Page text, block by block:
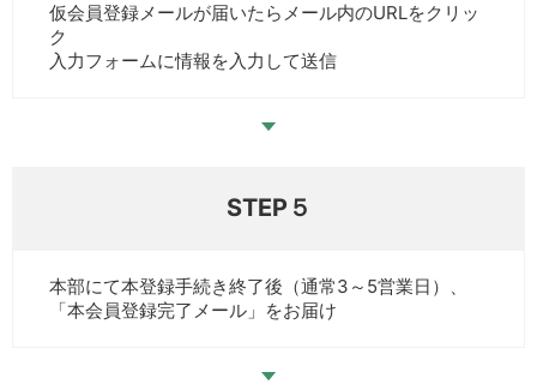
仮会員登録メールが届いたらメール内のURLをクリッ
ク
入力フォームに情報を入力して送信
STEP５
本部にて本登録手続き終了後（通常3～5営業日）、
「本会員登録完了メール」をお届け